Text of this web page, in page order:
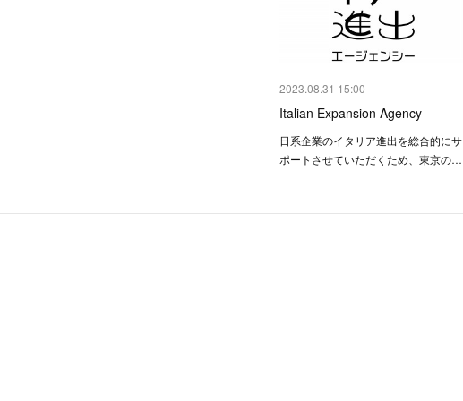
2023.08.31 15:00
Italian Expansion Agency
日系企業のイタリア進出を総合的にサ
ポートさせていただくため、東京の…